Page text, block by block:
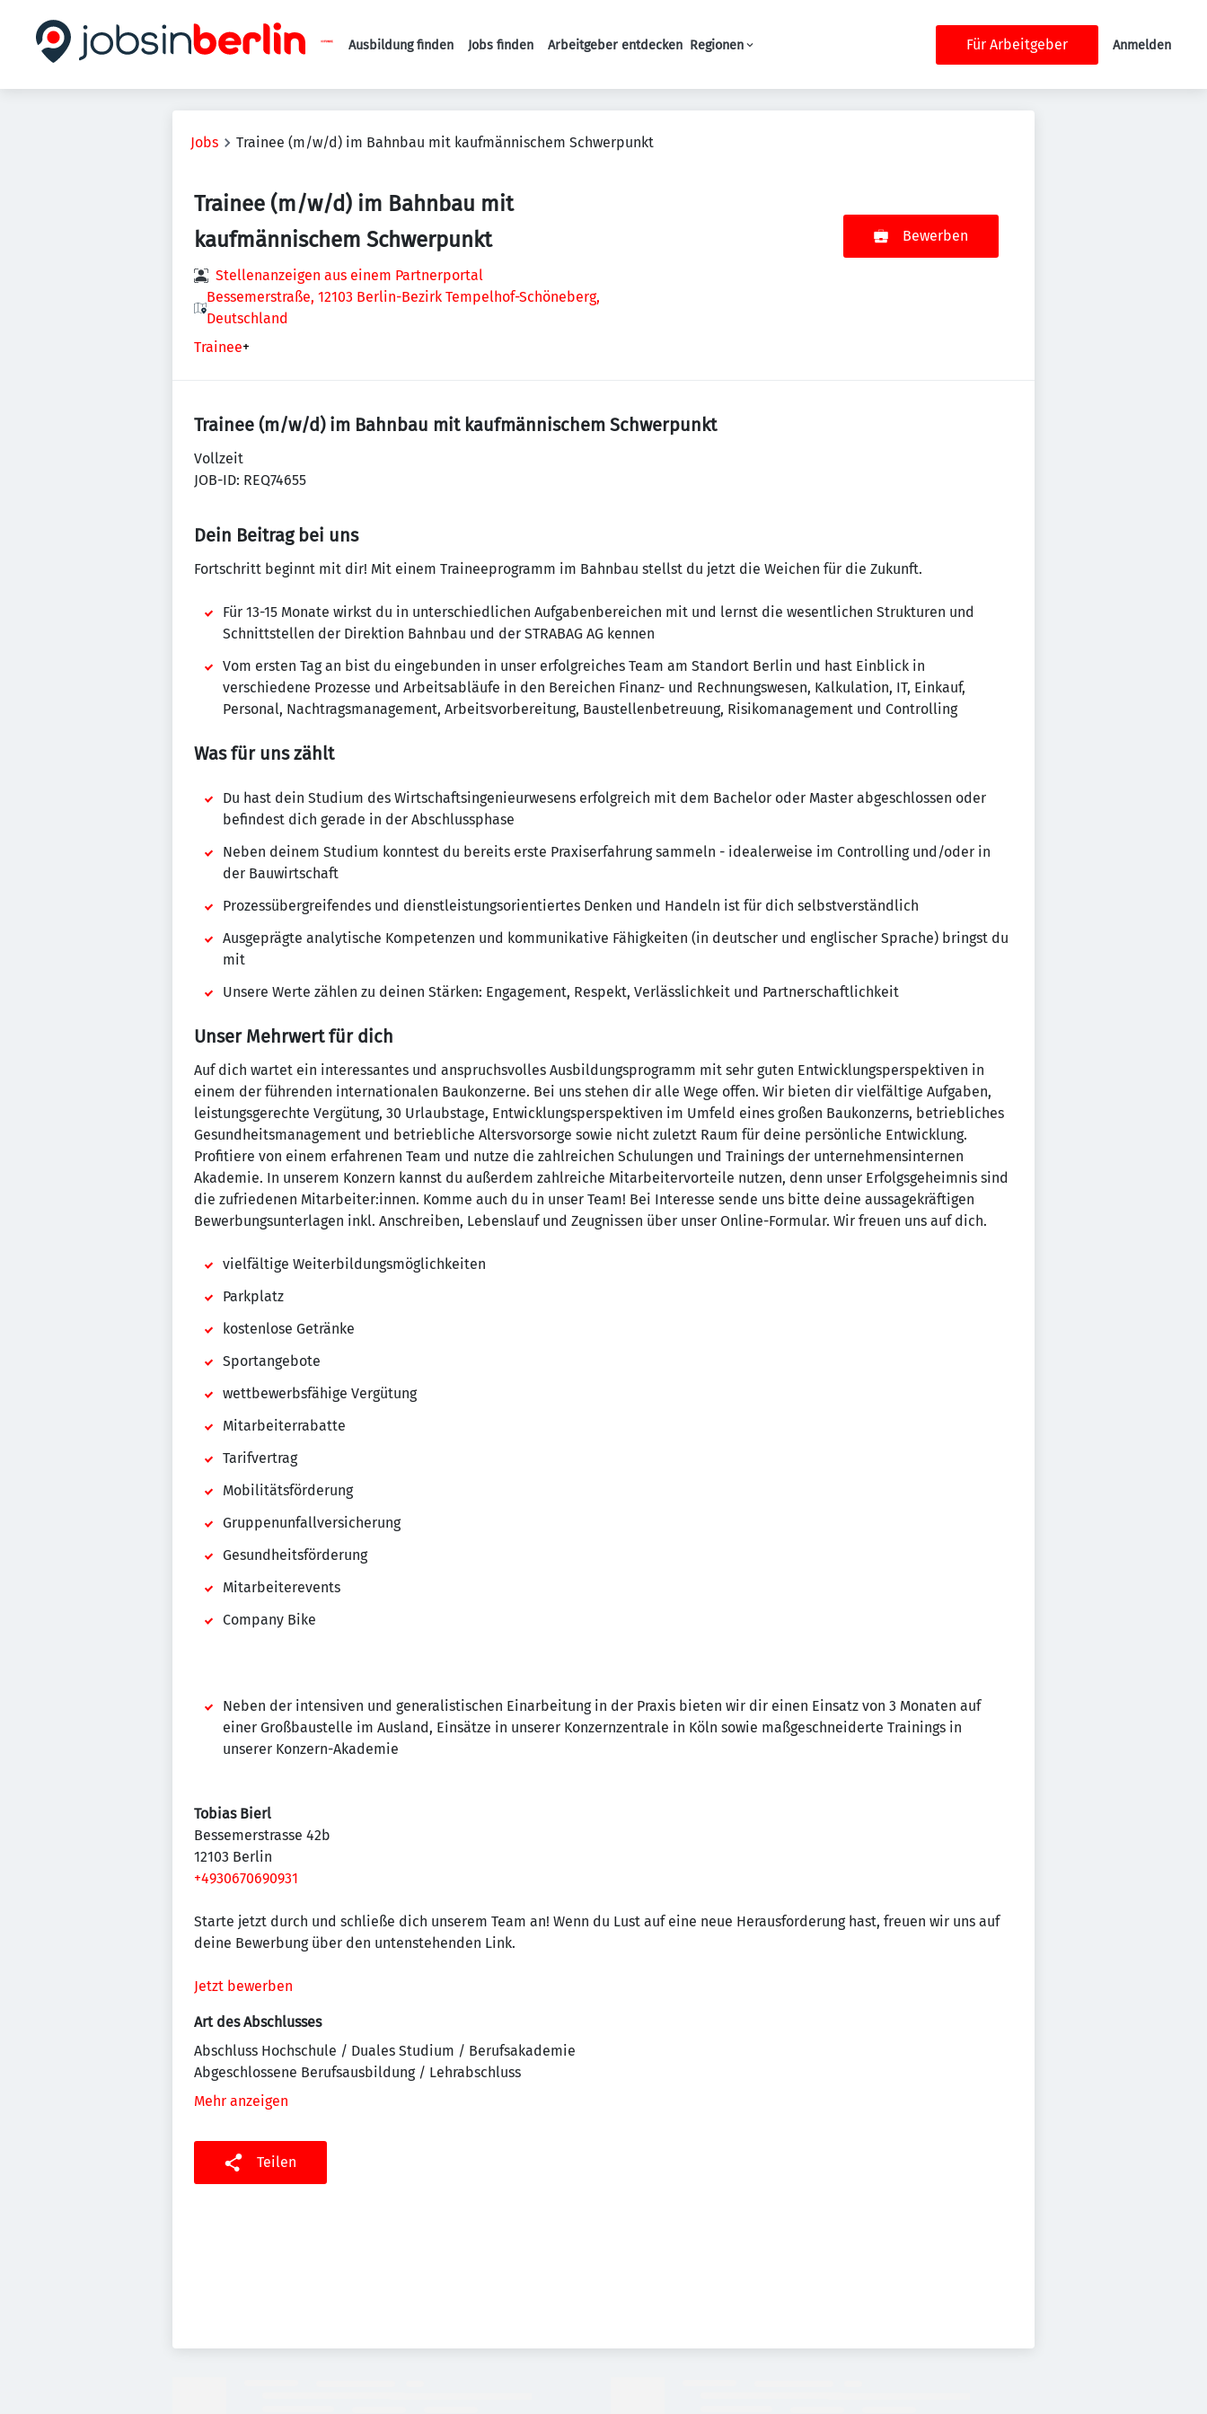
Haupt-Navigation
Ausbildung finden Jobs finden Arbeitgeber entdecken Regionen Für Arbeitgeber Anmelden
Jobs Trainee (m/w/d) im Bahnbau mit kaufmännischem Schwerpunkt
Trainee (m/w/d) im Bahnbau mit
kaufmännischem Schwerpunkt
Stellenanzeigen aus einem Partnerportal
Bessemerstraße, 12103 Berlin-Bezirk Tempelhof-Schöneberg,
Deutschland
Trainee+
Bewerben
Trainee (m/w/d) im Bahnbau mit kaufmännischem Schwerpunkt
Vollzeit
JOB-ID: REQ74655
Dein Beitrag bei uns
Fortschritt beginnt mit dir! Mit einem Traineeprogramm im Bahnbau stellst du jetzt die Weichen für die Zukunft.
Für 13-15 Monate wirkst du in unterschiedlichen Aufgabenbereichen mit und lernst die wesentlichen Strukturen und
Schnittstellen der Direktion Bahnbau und der STRABAG AG kennen
Vom ersten Tag an bist du eingebunden in unser erfolgreiches Team am Standort Berlin und hast Einblick in
verschiedene Prozesse und Arbeitsabläufe in den Bereichen Finanz- und Rechnungswesen, Kalkulation, IT, Einkauf,
Personal, Nachtragsmanagement, Arbeitsvorbereitung, Baustellenbetreuung, Risikomanagement und Controlling
Was für uns zählt
Du hast dein Studium des Wirtschaftsingenieurwesens erfolgreich mit dem Bachelor oder Master abgeschlossen oder
befindest dich gerade in der Abschlussphase
Neben deinem Studium konntest du bereits erste Praxiserfahrung sammeln - idealerweise im Controlling und/oder in
der Bauwirtschaft
Prozessübergreifendes und dienstleistungsorientiertes Denken und Handeln ist für dich selbstverständlich
Ausgeprägte analytische Kompetenzen und kommunikative Fähigkeiten (in deutscher und englischer Sprache) bringst du
mit
Unsere Werte zählen zu deinen Stärken: Engagement, Respekt, Verlässlichkeit und Partnerschaftlichkeit
Unser Mehrwert für dich
Auf dich wartet ein interessantes und anspruchsvolles Ausbildungsprogramm mit sehr guten Entwicklungsperspektiven in
einem der führenden internationalen Baukonzerne. Bei uns stehen dir alle Wege offen. Wir bieten dir vielfältige Aufgaben,
leistungsgerechte Vergütung, 30 Urlaubstage, Entwicklungsperspektiven im Umfeld eines großen Baukonzerns, betriebliches
Gesundheitsmanagement und betriebliche Altersvorsorge sowie nicht zuletzt Raum für deine persönliche Entwicklung.
Profitiere von einem erfahrenen Team und nutze die zahlreichen Schulungen und Trainings der unternehmensinternen
Akademie. In unserem Konzern kannst du außerdem zahlreiche Mitarbeitervorteile nutzen, denn unser Erfolgsgeheimnis sind
die zufriedenen Mitarbeiter:innen. Komme auch du in unser Team! Bei Interesse sende uns bitte deine aussagekräftigen
Bewerbungsunterlagen inkl. Anschreiben, Lebenslauf und Zeugnissen über unser Online-Formular. Wir freuen uns auf dich.
vielfältige Weiterbildungsmöglichkeiten
Parkplatz
kostenlose Getränke
Sportangebote
wettbewerbsfähige Vergütung
Mitarbeiterrabatte
Tarifvertrag
Mobilitätsförderung
Gruppenunfallversicherung
Gesundheitsförderung
Mitarbeiterevents
Company Bike
Neben der intensiven und generalistischen Einarbeitung in der Praxis bieten wir dir einen Einsatz von 3 Monaten auf
einer Großbaustelle im Ausland, Einsätze in unserer Konzernzentrale in Köln sowie maßgeschneiderte Trainings in
unserer Konzern-Akademie
Tobias Bierl
Bessemerstrasse 42b
12103 Berlin
+4930670690931
Starte jetzt durch und schließe dich unserem Team an! Wenn du Lust auf eine neue Herausforderung hast, freuen wir uns auf
deine Bewerbung über den untenstehenden Link.
Jetzt bewerben
Art des Abschlusses
Abschluss Hochschule / Duales Studium / Berufsakademie
Abgeschlossene Berufsausbildung / Lehrabschluss
Mehr anzeigen
Teilen